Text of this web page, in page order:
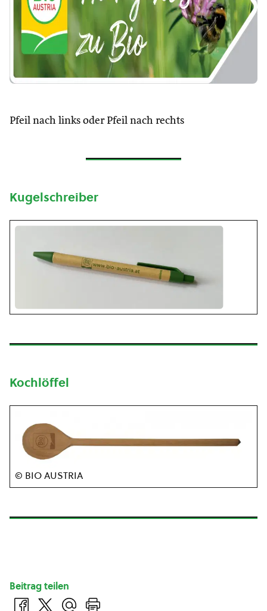
Pfeil nach links oder Pfeil nach rechts
Kugelschreiber
Kochlöffel
© BIO AUSTRIA
Beitrag teilen